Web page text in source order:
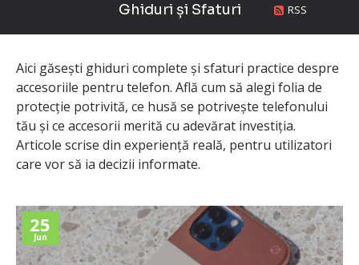
Ghiduri și Sfaturi RSS
Aici găsești ghiduri complete și sfaturi practice despre
accesoriile pentru telefon. Află cum să alegi folia de
protecție potrivită, ce husă se potrivește telefonului
tău și ce accesorii merită cu adevărat investiția.
Articole scrise din experiență reală, pentru utilizatori
care vor să ia decizii informate.
25
Jun